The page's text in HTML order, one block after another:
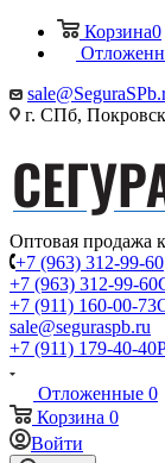
Корзина0
г. СПб,
Оптовая продажа
+7 (963) 312-99-60
+7 (963) 312-99-60
+7 (911) 160-00-73
sale@seguraspb.ru
+7 (911) 179-40-40
Отложенные 0
Корзина 0
Войти